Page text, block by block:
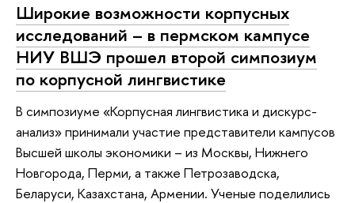
Широкие возможности корпусных
исследований – в пермском кампусе
НИУ ВШЭ прошел второй симпозиум
по корпусной лингвистике
В симпозиуме «Корпусная лингвистика и дискурс-
анализ» принимали участие представители кампусов
Высшей школы экономики – из Москвы, Нижнего
Новгорода, Перми, а также Петрозаводска,
Беларуси, Казахстана, Армении. Ученые поделились